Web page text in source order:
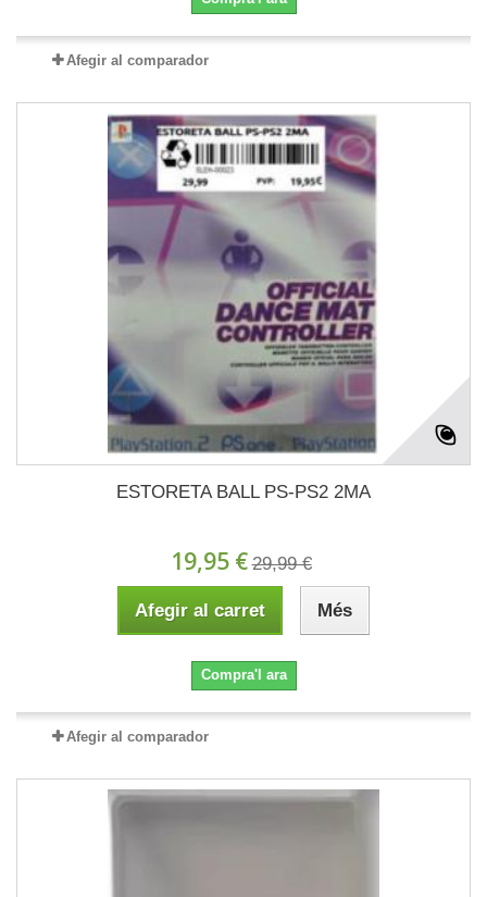
Afegir al comparador
ESTORETA BALL PS-PS2 2MA
19,95 € 29,99 €
Afegir al carret Més
Compra'l ara
Afegir al comparador